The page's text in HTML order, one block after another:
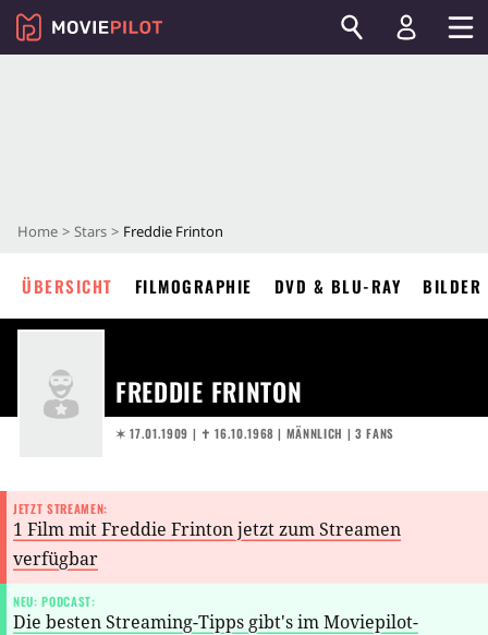
Home Stars Freddie Frinton
ÜBERSICHT FILMOGRAPHIE DVD & BLU-RAY BILDER
FREDDIE FRINTON
✶ 17.01.1909 | ✝︎ 16.10.1968 | MÄNNLICH | 3 FANS
JETZT STREAMEN:
1 Film mit Freddie Frinton jetzt zum Streamen
verfügbar
NEU: PODCAST:
Die besten Streaming-Tipps gibt's im Moviepilot-